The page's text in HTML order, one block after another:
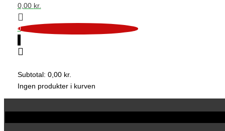
0,00 kr.
0
Subtotal: 0,00 kr.
Ingen produkter i kurven